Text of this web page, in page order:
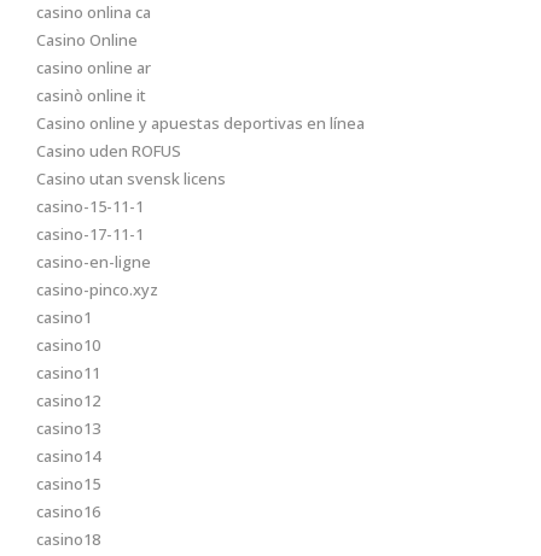
casino onlina ca
Casino Online
casino online ar
casinò online it
Casino online y apuestas deportivas en línea
Casino uden ROFUS
Casino utan svensk licens
casino-15-11-1
casino-17-11-1
casino-en-ligne
casino-pinco.xyz
casino1
casino10
casino11
casino12
casino13
casino14
casino15
casino16
casino18